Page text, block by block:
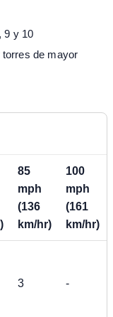
9 y 10
torres de mayor
85
mph
(136
km/hr)
100
mph
(161
km/hr)
3 -